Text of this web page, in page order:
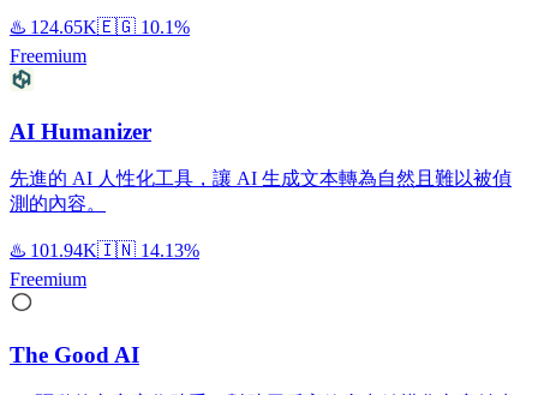
♨️ 124.65K🇪🇬 10.1%
Freemium
AI Humanizer
先進的 AI 人性化工具，讓 AI 生成文本轉為自然且難以被偵
測的內容。
♨️ 101.94K🇮🇳 14.13%
Freemium
The Good AI